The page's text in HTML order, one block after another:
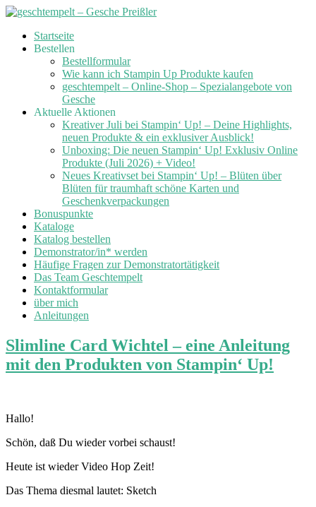
Skip
Startseite
Bestellen
Bestellformular
Wie kann ich Stampin Up Produkte kaufen
geschtempelt – Online-Shop – Spezialangebote von
Gesche
Aktuelle Aktionen
Kreativer Juli bei Stampin‘ Up! – Deine Highlights,
neuen Produkte & ein exklusiver Ausblick!
Unboxing: Die neuen Stampin‘ Up! Exklusiv Online
Produkte (Juli 2026) + Video!
Neues Kreativset bei Stampin‘ Up! – Blüten über
Blüten für traumhaft schöne Karten und
Geschenkverpackungen
Bonuspunkte
Kataloge
Katalog bestellen
Demonstrator/in* werden
Häufige Fragen zur Demonstratortätigkeit
Das Team Geschtempelt
Kontaktformular
über mich
Anleitungen
Slimline Card Wichtel – eine Anleitung
mit den Produkten von Stampin‘ Up!
Hallo!
Schön, daß Du wieder vorbei schaust!
Heute ist wieder Video Hop Zeit!
Das Thema diesmal lautet: Sketch